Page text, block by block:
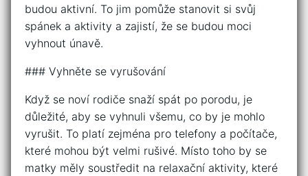
budou aktivní. To jim pomůže stanovit si svůj
spánek a aktivity a zajistí, že se budou moci
vyhnout únavě.
### Vyhněte se vyrušování
Když se noví rodiče snaží spát po porodu, je
důležité, aby se vyhnuli všemu, co by je mohlo
vyrušit. To platí zejména pro telefony a počítače,
které mohou být velmi rušivé. Místo toho by se
matky měly soustředit na relaxační aktivity, které